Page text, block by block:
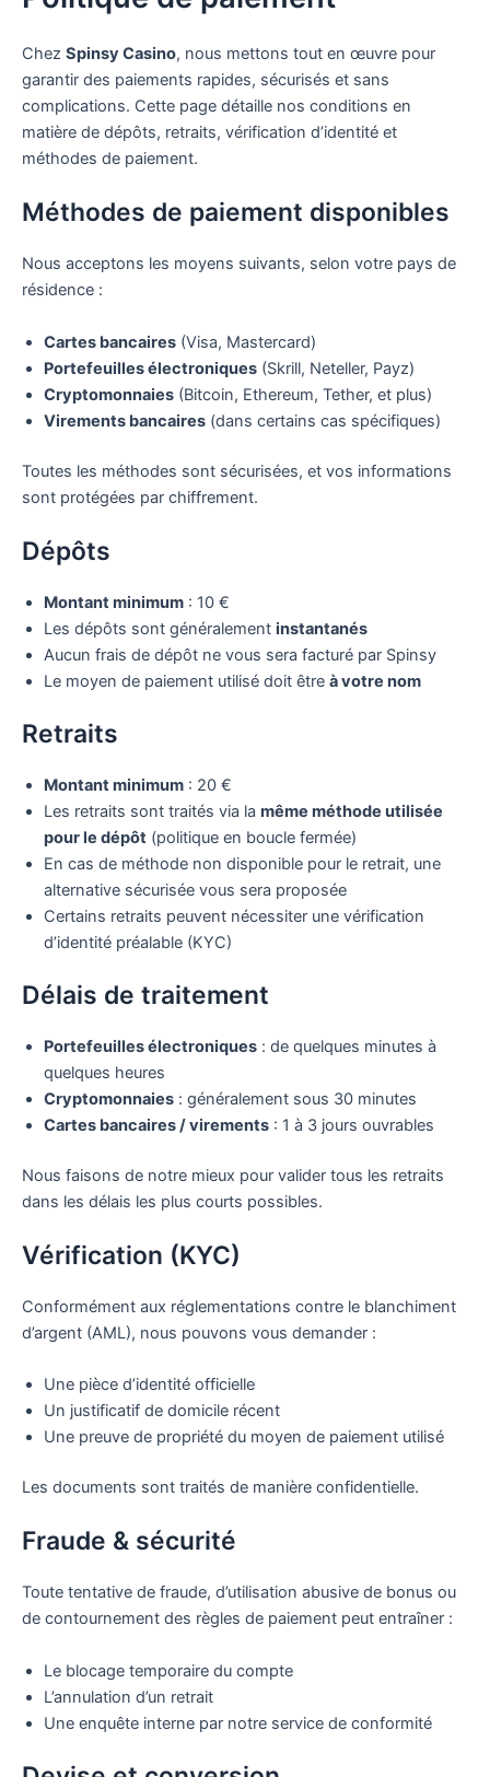
Chez Spinsy Casino, nous mettons tout en œuvre pour
garantir des paiements rapides, sécurisés et sans
complications. Cette page détaille nos conditions en
matière de dépôts, retraits, vérification d’identité et
méthodes de paiement.
Méthodes de paiement disponibles
Nous acceptons les moyens suivants, selon votre pays de
résidence :
Cartes bancaires (Visa, Mastercard)
Portefeuilles électroniques (Skrill, Neteller, Payz)
Cryptomonnaies (Bitcoin, Ethereum, Tether, et plus)
Virements bancaires (dans certains cas spécifiques)
Toutes les méthodes sont sécurisées, et vos informations
sont protégées par chiffrement.
Dépôts
Montant minimum : 10 €
Les dépôts sont généralement instantanés
Aucun frais de dépôt ne vous sera facturé par Spinsy
Le moyen de paiement utilisé doit être à votre nom
Retraits
Montant minimum : 20 €
Les retraits sont traités via la même méthode utilisée
pour le dépôt (politique en boucle fermée)
En cas de méthode non disponible pour le retrait, une
alternative sécurisée vous sera proposée
Certains retraits peuvent nécessiter une vérification
d’identité préalable (KYC)
Délais de traitement
Portefeuilles électroniques : de quelques minutes à
quelques heures
Cryptomonnaies : généralement sous 30 minutes
Cartes bancaires / virements : 1 à 3 jours ouvrables
Nous faisons de notre mieux pour valider tous les retraits
dans les délais les plus courts possibles.
Vérification (KYC)
Conformément aux réglementations contre le blanchiment
d’argent (AML), nous pouvons vous demander :
Une pièce d’identité officielle
Un justificatif de domicile récent
Une preuve de propriété du moyen de paiement utilisé
Les documents sont traités de manière confidentielle.
Fraude & sécurité
Toute tentative de fraude, d’utilisation abusive de bonus ou
de contournement des règles de paiement peut entraîner :
Le blocage temporaire du compte
L’annulation d’un retrait
Une enquête interne par notre service de conformité